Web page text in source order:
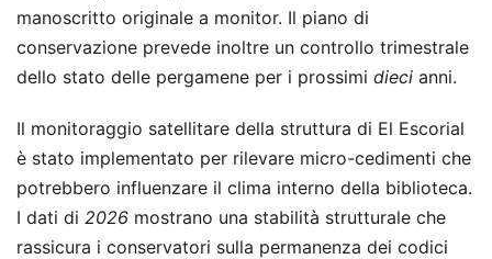
manoscritto originale a monitor. Il piano di
conservazione prevede inoltre un controllo trimestrale
dello stato delle pergamene per i prossimi dieci anni.
Il monitoraggio satellitare della struttura di El Escorial
è stato implementato per rilevare micro-cedimenti che
potrebbero influenzare il clima interno della biblioteca.
I dati di 2026 mostrano una stabilità strutturale che
rassicura i conservatori sulla permanenza dei codici